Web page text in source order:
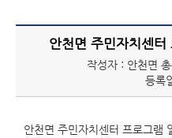
안천면 주민자치센터
작성자 : 안천면
등록
안천면 주민자치센터 프로그램